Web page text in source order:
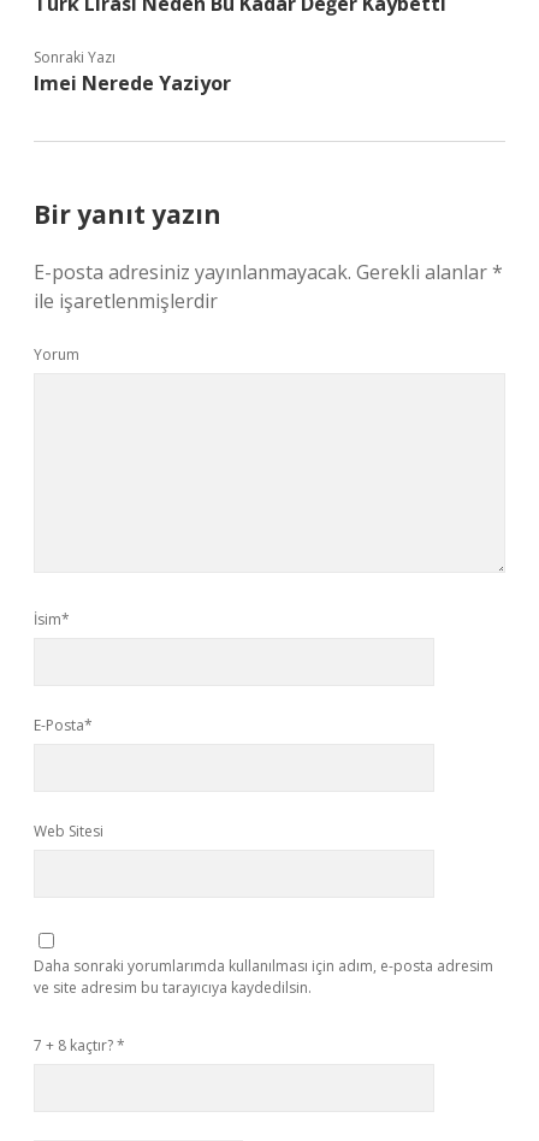
Sonraki Yazı
Imei Nerede Yaziyor
Bir yanıt yazın
E-posta adresiniz yayınlanmayacak. Gerekli alanlar*
ile işaretlenmişlerdir
Yorum
İsim*
E-Posta*
Web Sitesi
Daha sonraki yorumlarımda kullanılması için adım, e-posta adresim
ve site adresim bu tarayıcıya kaydedilsin.
7 + 8 kaçtır?*